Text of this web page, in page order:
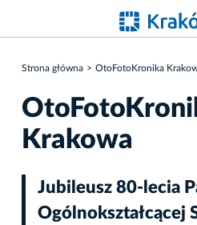
Strona główna OtoFotoKronika
Krakowa
Jubileusz 80-lecia
Ogólnokształcącej